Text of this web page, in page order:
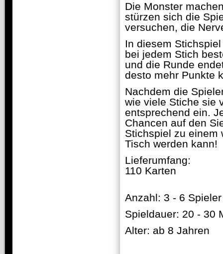
Die Monster
stürzen sich die
versuchen, die
In diesem
bei jedem Stich
und die Runde
desto mehr Punkte
Nachdem die
wie viele Stiche sie
entsprechend ein.
Chancen auf den
Stichspiel zu einem
Tisch werden kann!
Lieferumfang:
110 Karten
Anzahl: 3 - 6 Spieler
Spieldauer: 20 - 30
Alter: ab 8 Jahren